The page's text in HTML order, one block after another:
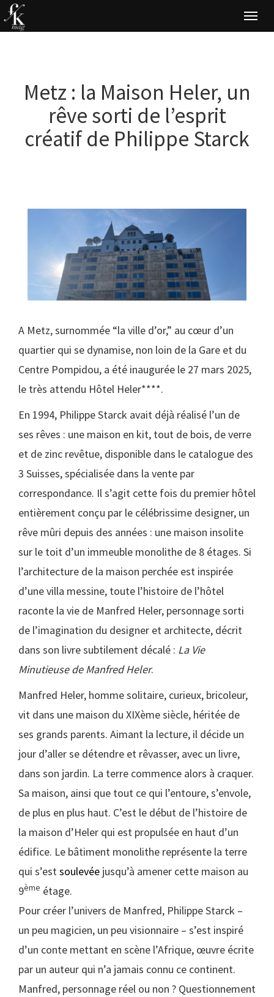
Metz : la Maison Heler, un
rêve sorti de l’esprit
créatif de Philippe Starck
A Metz, surnommée “la ville d’or,” au cœur d’un
quartier qui se dynamise, non loin de la Gare et du
Centre Pompidou, a été inaugurée le 27 mars 2025,
le très attendu Hôtel Heler****.
En 1994, Philippe Starck avait déjà réalisé l’un de
ses rêves : une maison en kit, tout de bois, de verre
et de zinc revêtue, disponible dans le catalogue des
3 Suisses, spécialisée dans la vente par
correspondance. Il s’agit cette fois du premier hôtel
entièrement conçu par le célébrissime designer, un
rêve mûri depuis des années : une maison insolite
sur le toit d’un immeuble monolithe de 8 étages. Si
l’architecture de la maison perchée est inspirée
d’une villa messine, toute l’histoire de l’hôtel
raconte la vie de Manfred Heler, personnage sorti
de l’imagination du designer et architecte, décrit
dans son livre subtilement décalé : La Vie
Minutieuse de Manfred Heler.
Manfred Heler, homme solitaire, curieux, bricoleur,
vit dans une maison du XIXème siècle, héritée de
ses grands parents. Aimant la lecture, il décide un
jour d’aller se détendre et rêvasser, avec un livre,
dans son jardin. La terre commence alors à craquer.
Sa maison, ainsi que tout ce qui l’entoure, s’envole,
de plus en plus haut. C’est le début de l’histoire de
la maison d’Heler qui est propulsée en haut d’un
édifice. Le bâtiment monolithe représente la terre
qui s’estsoulevée jusqu’à amener cette maison au
9ème étage.
Pour créer l’univers de Manfred, Philippe Starck –
un peu magicien, un peu visionnaire – s’est inspiré
d’un conte mettant en scène l’Afrique, œuvre écrite
par un auteur qui n’a jamais connu ce continent.
Manfred, personnage réel ou non ? Questionnement